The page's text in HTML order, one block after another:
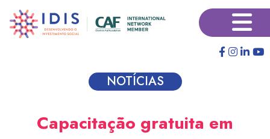
para
×
NOTÍCIAS
Capacitação gratuita em